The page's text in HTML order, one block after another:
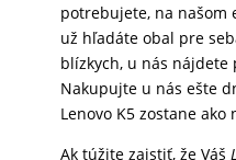
ZÁHRADA
potrebujete, na našom
už hľadáte obal pre
blízkych, u nás
Nakupujte u nás ešte
Lenovo K5 zostane ako
Ak túžite zaistiť, že Váš